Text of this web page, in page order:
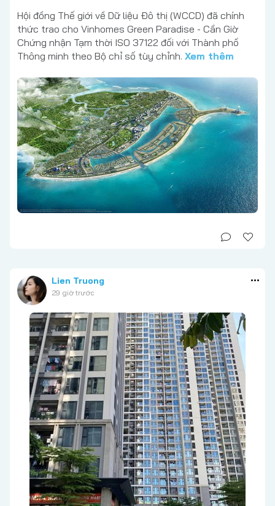
Hội đồng Thế giới về Dữ liệu Đô thị (WCCD) đã chính
thức trao cho Vinhomes Green Paradise - Cần Giờ
Chứng nhận Tạm thời ISO 37122 đối với Thành phố
Thông minh theo Bộ chỉ số tùy chỉnh. Xem thêm
Lien Truong
29 giờ trước